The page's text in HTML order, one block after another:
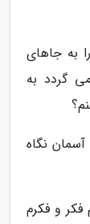
به جاهای
گردد به
نگاه
و فکرم